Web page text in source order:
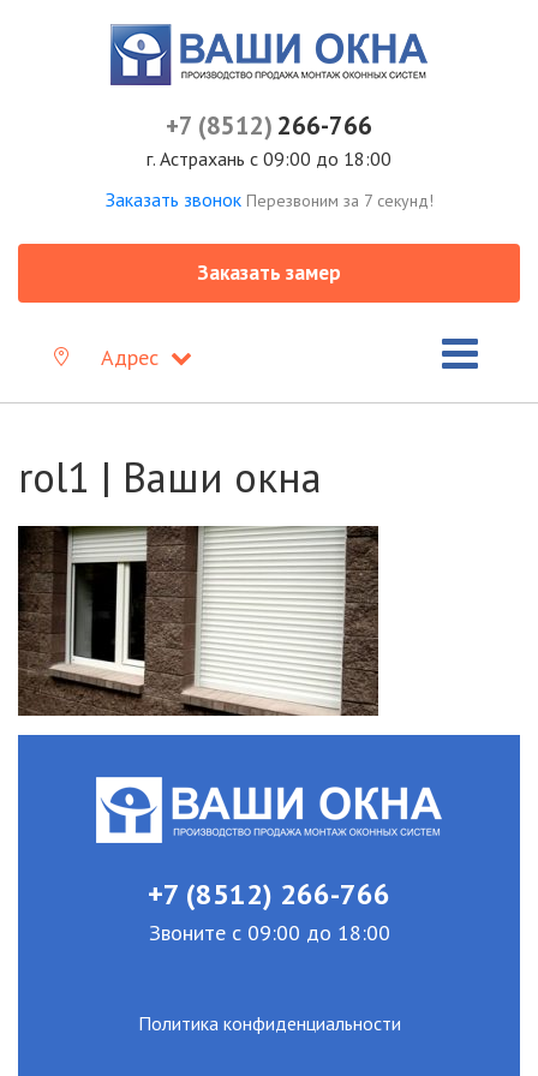
+7 (8512) 266-766
г. Астрахань с 09:00 до 18:00
Заказать звонок Перезвоним за 7 секунд!
Заказать замер
Адрес
rol1 | Ваши окна
+7 (8512) 266-766
Звоните с 09:00 до 18:00
Политика конфиденциальности